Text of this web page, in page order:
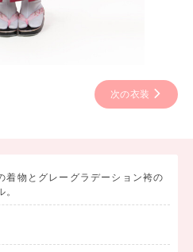
次の衣装
着物とグレーグラデーション袴の
。